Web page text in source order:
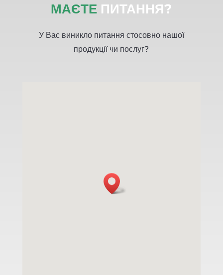
МАЄТЕ ПИТАННЯ?
У Вас виникло питання стосовно нашої
продукції чи послуг?